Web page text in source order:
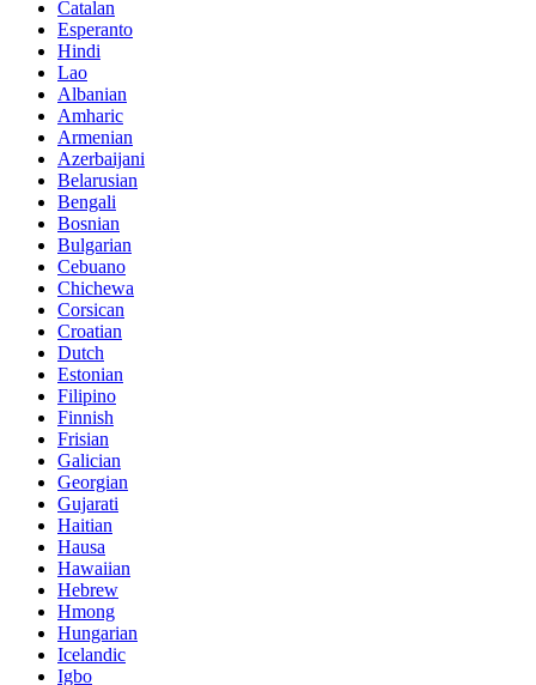
Catalan
Esperanto
Hindi
Lao
Albanian
Amharic
Armenian
Azerbaijani
Belarusian
Bengali
Bosnian
Bulgarian
Cebuano
Chichewa
Corsican
Croatian
Dutch
Estonian
Filipino
Finnish
Frisian
Galician
Georgian
Gujarati
Haitian
Hausa
Hawaiian
Hebrew
Hmong
Hungarian
Icelandic
Igbo